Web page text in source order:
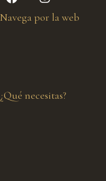
Navega por la web
¿Qué necesitas?